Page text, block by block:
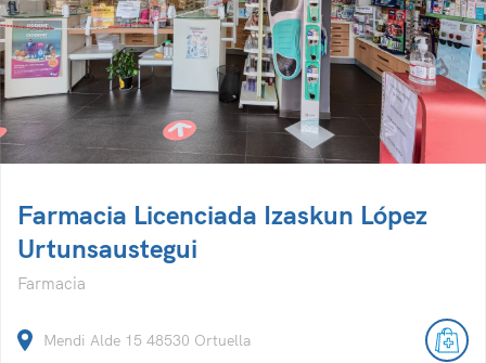
Farmacia Licenciada Izaskun López
Urtunsaustegui
Farmacia
Mendi Alde 15 48530 Ortuella